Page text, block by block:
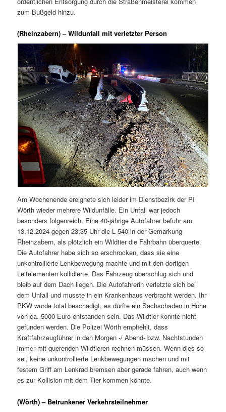
zum Bußgeld hinzu.
(Rheinzabern) – Wildunfall mit verletzter Person
Am Wochenende ereignete sich leider im Dienstbezirk der PI
Wörth wieder mehrere Wildunfälle. Ein Unfall war jedoch
besonders folgenreich. Eine 40-jährige Autofahrer befuhr am
13.12.2024 gegen 23:35 Uhr die L 540 in der Gemarkung
Rheinzabern, als plötzlich ein Wildtier die Fahrbahn überquerte.
Die Autofahrer habe sich so erschrocken, dass sie eine
unkontrollierte Lenkbewegung machte und mit den dortigen
Leitelementen kollidierte. Das Fahrzeug überschlug sich und
bleib auf dem Dach liegen. Die Autofahrerin verletzte sich bei
dem Unfall und musste in ein Krankenhaus verbracht werden. Ihr
PKW wurde total beschädigt, es dürfte ein Sachschaden in Höhe
von ca. 5000 Euro entstanden sein. Das Wildtier konnte nicht
gefunden werden. Die Polizei Wörth empfiehlt, dass
Kraftfahrzeugführer in den Morgen -/ Abend- bzw. Nachtstunden
immer mit querenden Wildtieren rechnen müssen. Wenn dies so
sei, keine unkontrollierte Lenkbewegungen machen und mit
festem Griff am Lenkrad bremsen aber gerade fahren, auch wenn
es zur Kollision mit dem Tier kommen könnte.
(Wörth) – Betrunkener Verkehrsteilnehmer